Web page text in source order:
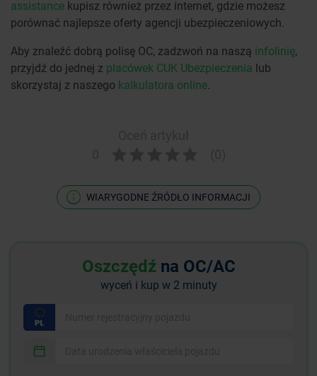
assistance kupisz również przez internet, gdzie możesz
porównać najlepsze oferty agencji ubezpieczeniowych.
Aby znaleźć dobrą polisę OC, zadzwoń na naszą infolinię,
przyjdź do jednej z placówek CUK Ubezpieczenia lub
skorzystaj z naszego kalkulatora online.
WIARYGODNE ŹRÓDŁO INFORMACJI
Oszczędź na OC/AC
wyceń i kup w 2 minuty